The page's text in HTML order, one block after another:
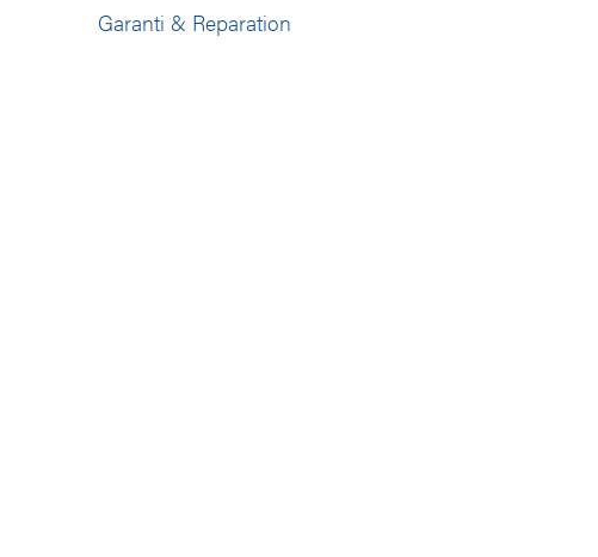
Garanti & Reparation